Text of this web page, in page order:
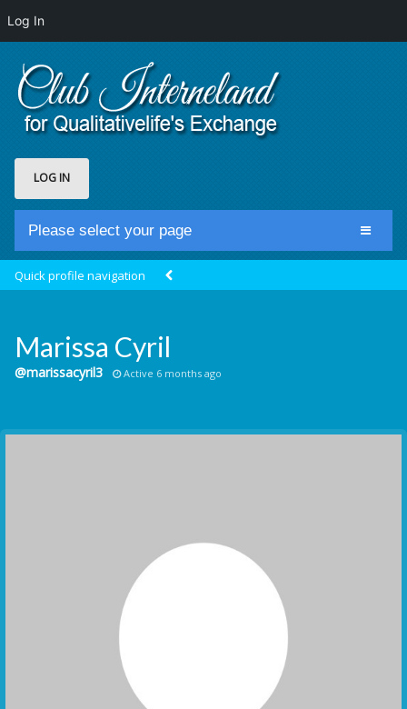
Log In
LOG IN
Please select your page
Groups
Communication Point
Quick profile navigation
Marissa Cyril
@marissacyril3 Active 6 months ago